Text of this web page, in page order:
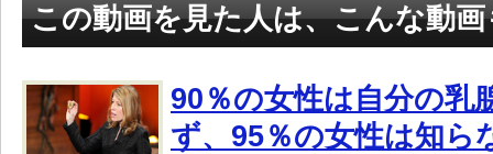
この動画を見た人は、こんな動
90％の女性は自分の乳
ず、95％の女性は知ら